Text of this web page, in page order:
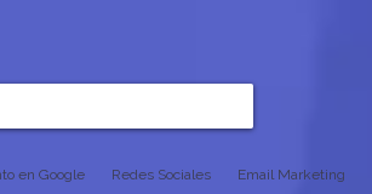
en Google Redes Sociales Email Marketing